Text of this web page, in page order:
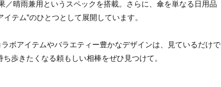
／晴雨兼用というスペックを搭載。さらに、傘を単なる日用品
テム”のひとつとして展開しています。
ボアイテムやバラエティー豊かなデザインは、見ているだけで
歩きたくなる頼もしい相棒をぜひ見つけて。